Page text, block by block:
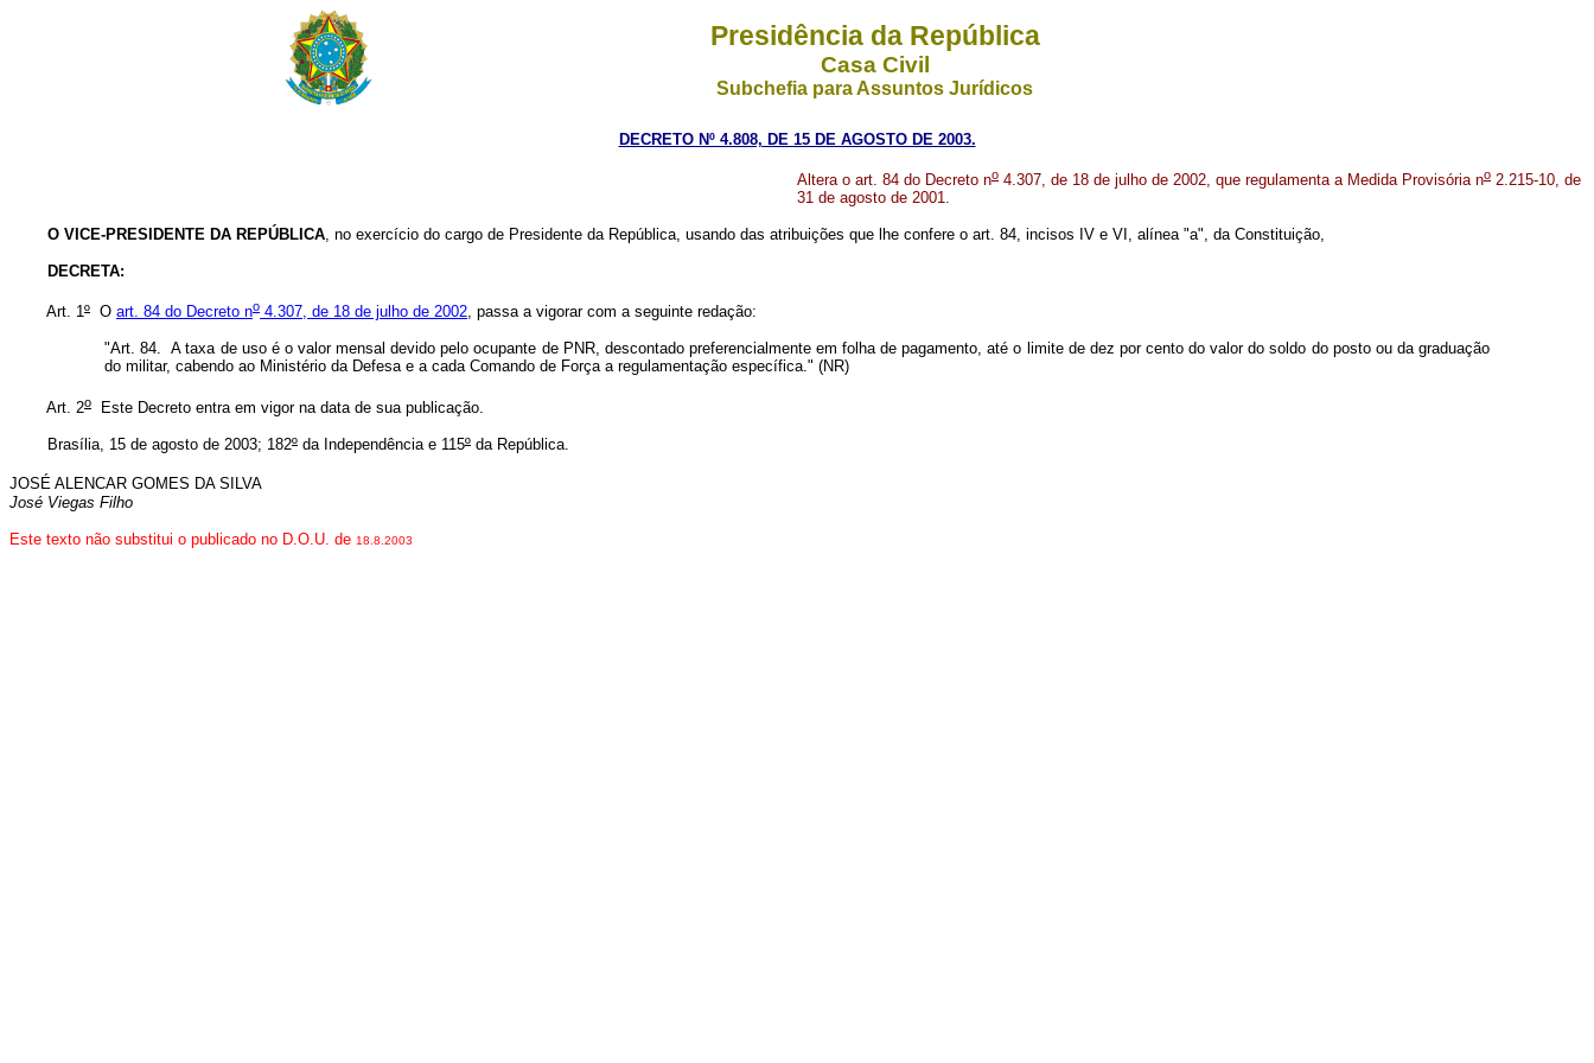
Presidência da República
Casa Civil
Subchefia para Assuntos Jurídicos
DECRETO Nº 4.808, DE 15 DE AGOSTO DE 2003.
Altera o art. 84 do Decreto no 4.307, de 18 de julho de 2002, que regulamenta a Medida Provisória no 2.215-10, de
31 de agosto de 2001.
O VICE-PRESIDENTE DA REPÚBLICA, no exercício do cargo de Presidente da República, usando das atribuições que lhe confere o art. 84, incisos IV e VI, alínea "a", da Constituição,
DECRETA:
Art. 1º O art. 84 do Decreto no 4.307, de 18 de julho de 2002, passa a vigorar com a seguinte redação:
"Art. 84. A taxa de uso é o valor mensal devido pelo ocupante de PNR, descontado preferencialmente em folha de pagamento, até o limite de dez por cento do valor do soldo do posto ou da graduação
do militar, cabendo ao Ministério da Defesa e a cada Comando de Força a regulamentação específica." (NR)
Art. 2o Este Decreto entra em vigor na data de sua publicação.
Brasília, 15 de agosto de 2003; 182º da Independência e 115º da República.
JOSÉ ALENCAR GOMES DA SILVA
José Viegas Filho
Este texto não substitui o publicado no D.O.U. de 18.8.2003